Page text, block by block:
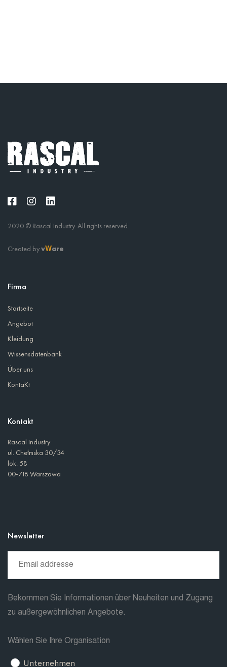
2020 © Rascal Industry. All rights reserved.
Created byvWare
Firma
Startseite
Angebot
Kleidung
Wissensdatenbank
Über uns
KontaKt
Kontakt
Rascal Industry
ul. Chełmska 30/34
lok. 58
00-718 Warszawa
Newsletter
Bekommen Sie Informationen über Neuheiten und Zugang
zu außergewöhnlichen Angebote.
Wählen Sie Ihre Organisation
Unternehmen